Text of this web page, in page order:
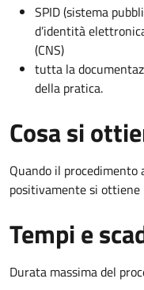
SPID (sistema
d’identità
(CNS)
tutta la
della pratica.
Cosa si
Quando il
positivamente si
Tempi e
Durata massima del